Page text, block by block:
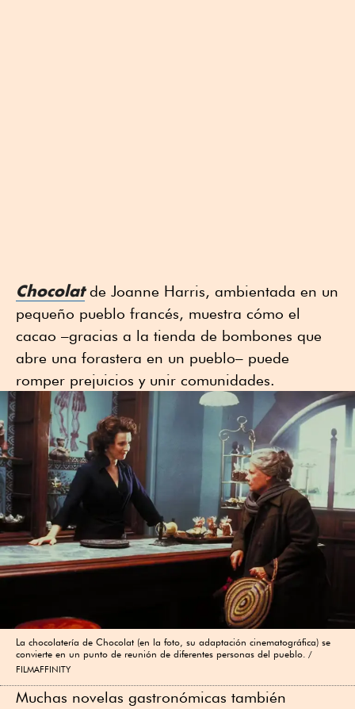
Chocolatde Joanne Harris, ambientada en un
pequeño pueblo francés, muestra cómo el
cacao –gracias a la tienda de bombones que
abre una forastera en un pueblo– puede
romper prejuicios y unir comunidades.
La chocolatería de Chocolat (en la foto, su adaptación cinematográfica) se
convierte en un punto de reunión de diferentes personas del pueblo.
FILMAFFINITY
Muchas novelas gastronómicas también